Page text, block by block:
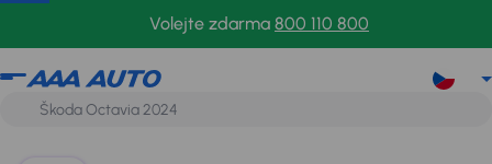
Volejte zdarma 800 110 800
Chery